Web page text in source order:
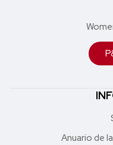
Anuario de